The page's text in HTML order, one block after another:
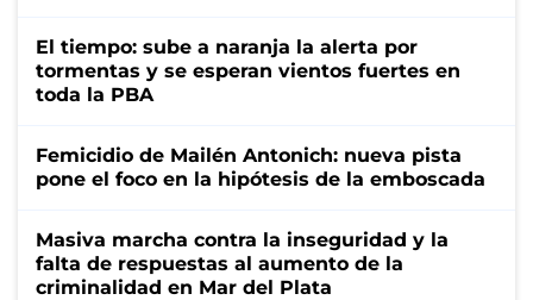
El tiempo: sube a naranja la alerta por
tormentas y se esperan vientos fuertes en
toda la PBA
Femicidio de Mailén Antonich: nueva pista
pone el foco en la hipótesis de la emboscada
Masiva marcha contra la inseguridad y la
falta de respuestas al aumento de la
criminalidad en Mar del Plata